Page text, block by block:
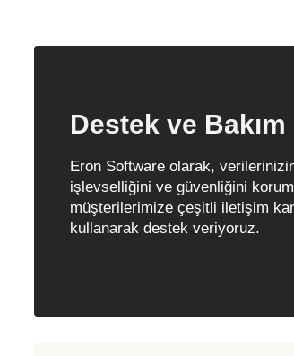
Destek ve Bakım
Eron Software olarak,
işlevselliğini ve güvenliğini
müşterilerimize çeşitli iletişim
kullanarak destek veriyoruz.